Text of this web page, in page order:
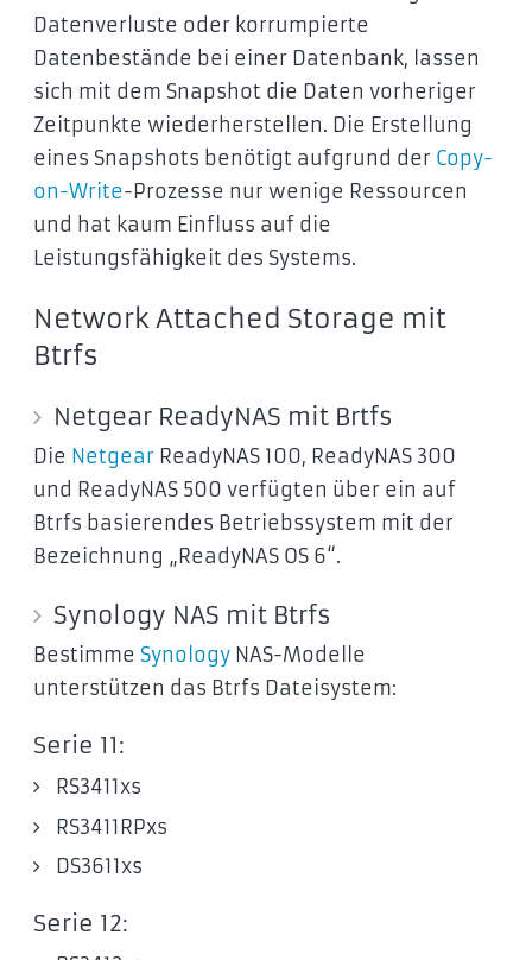
Datenverluste oder korrumpierte
Datenbestände bei einer Datenbank, lassen
sich mit dem Snapshot die Daten vorheriger
Zeitpunkte wiederherstellen. Die Erstellung
eines Snapshots benötigt aufgrund der Copy-
on-Write-Prozesse nur wenige Ressourcen
und hat kaum Einfluss auf die
Leistungsfähigkeit des Systems.
Network Attached Storage mit
Btrfs
Netgear ReadyNAS mit Brtfs
Die Netgear ReadyNAS 100, ReadyNAS 300
und ReadyNAS 500 verfügten über ein auf
Btrfs basierendes Betriebssystem mit der
Bezeichnung „ReadyNAS OS 6“.
Synology NAS mit Btrfs
Bestimme Synology NAS-Modelle
unterstützen das Btrfs Dateisystem:
Serie 11:
RS3411xs
RS3411RPxs
DS3611xs
Serie 12: